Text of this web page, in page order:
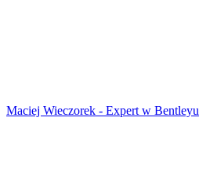
Maciej Wieczorek - Expert w Bentleyu